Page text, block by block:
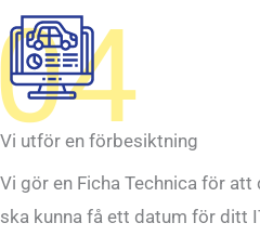
Vi utför en förbesiktning
Vi gör en Ficha Technica för att
ska kunna få ett datum för ditt